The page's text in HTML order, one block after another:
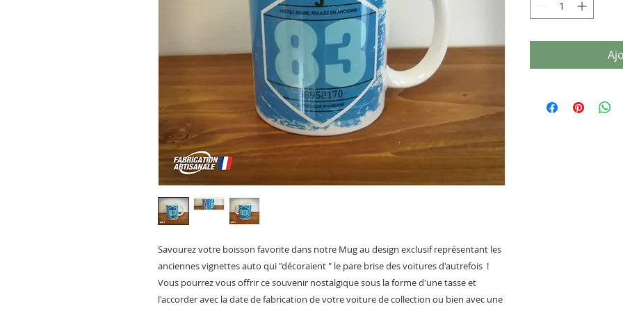
Savourez votre boisson favorite dans notre Mug au design exclusif représentant les
anciennes vignettes auto qui "décoraient " le pare brise des voitures d'autrefois !
Vous pourrez vous offrir ce souvenir nostalgique sous la forme d'une tasse et
l'accorder avec la date de fabrication de votre voiture de collection ou bien avec une